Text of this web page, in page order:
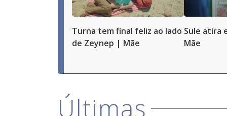
activating
button.Turna tem final feliz ao lado
de Zeynep | Mãe
Sule atira
Mãe
Últimas